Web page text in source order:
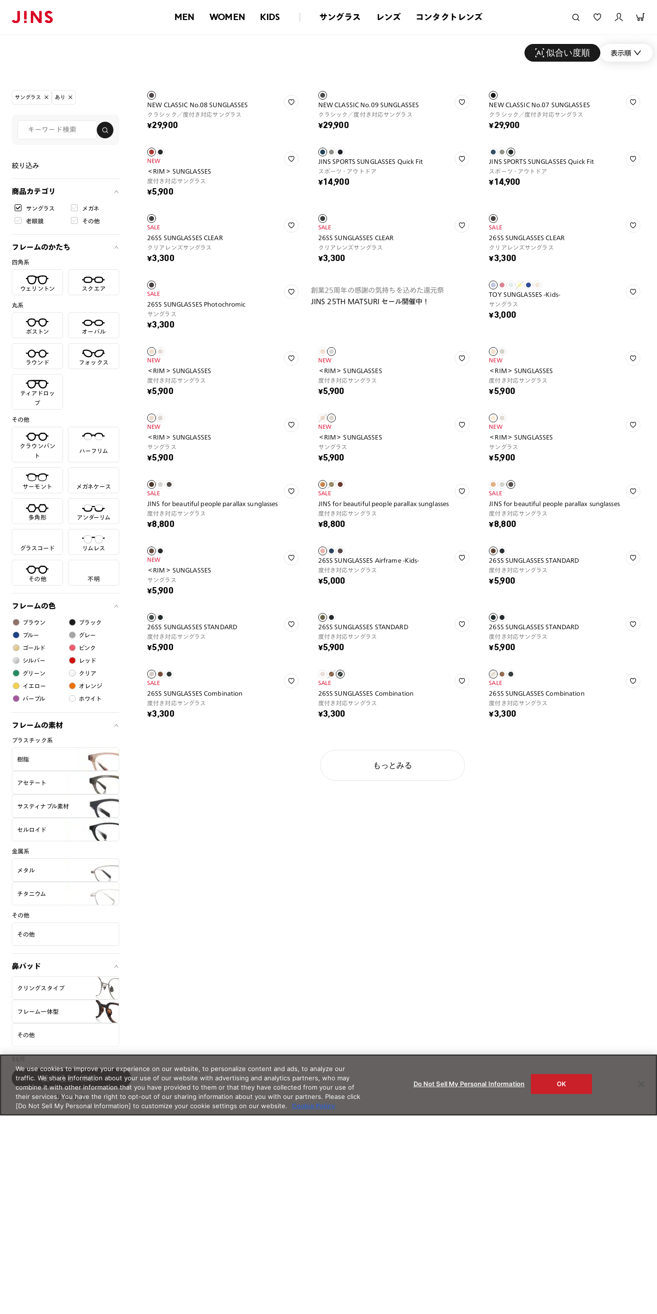
MEN WOMEN KIDS サングラス レンズ コンタクトレンズ
似合い度順 表示順
サングラス あり
絞り込み
商品カテゴリ
サングラス メガネ
老眼鏡 その他
フレームのかたち
四角系
ウェリントン スクエア
丸系
ボストン オーバル
ラウンド フォックス
ティアドロッ
プ
その他
クラウンパン
ト
ハーフリム
サーモント メガネケース
多角形 アンダーリム
グラスコード リムレス
その他 不明
フレームの色
ブラウン ブラック
ブルー グレー
ゴールド ピンク
シルバー レッド
グリーン クリア
イエロー オレンジ
パープル ホワイト
フレームの素材
プラスチック系
樹脂
アセテート
サスティナブル素材
セルロイド
金属系
メタル
チタニウム
その他
その他
鼻パッド
クリングスタイプ
フレーム一体型
その他
性別
MEN WOMEN
UNISEX OTHER
KIDS&JUNIOR
86件
リセット
絞り込む（86）
NEW CLASSIC No.08 SUNGLASSES
クラシック／度付き対応サングラス
¥29,900
NEW CLASSIC No.09 SUNGLASSES
クラシック／度付き対応サングラス
¥29,900
NEW CLASSIC No.07 SUNGLASSES
クラシック／度付き対応サングラス
¥29,900
NEW
＜RIM＞ SUNGLASSES
度付き対応サングラス
¥5,900
JINS SPORTS SUNGLASSES Quick Fit
スポーツ・アウトドア
¥14,900
JINS SPORTS SUNGLASSES Quick Fit
スポーツ・アウトドア
¥14,900
SALE
26SS SUNGLASSES CLEAR
クリアレンズサングラス
¥3,300
SALE
26SS SUNGLASSES CLEAR
クリアレンズサングラス
¥3,300
SALE
26SS SUNGLASSES CLEAR
クリアレンズサングラス
¥3,300
SALE
26SS SUNGLASSES Photochromic
サングラス
¥3,300
創業25周年の感謝の気持ちを込めた還元祭
JINS 25TH MATSURI セール開催中！
TOY SUNGLASSES -Kids-
サングラス
¥3,000
NEW
＜RIM＞ SUNGLASSES
度付き対応サングラス
¥5,900
NEW
＜RIM＞ SUNGLASSES
度付き対応サングラス
¥5,900
NEW
＜RIM＞ SUNGLASSES
度付き対応サングラス
¥5,900
NEW
＜RIM＞ SUNGLASSES
サングラス
¥5,900
NEW
＜RIM＞ SUNGLASSES
サングラス
¥5,900
NEW
＜RIM＞ SUNGLASSES
サングラス
¥5,900
SALE
JINS for beautiful people parallax sunglasses
度付き対応サングラス
¥8,800
SALE
JINS for beautiful people parallax sunglasses
度付き対応サングラス
¥8,800
SALE
JINS for beautiful people parallax sunglasses
度付き対応サングラス
¥8,800
NEW
＜RIM＞ SUNGLASSES
サングラス
¥5,900
26SS SUNGLASSES Airframe -Kids-
度付き対応サングラス
¥5,000
26SS SUNGLASSES STANDARD
度付き対応サングラス
¥5,900
26SS SUNGLASSES STANDARD
度付き対応サングラス
¥5,900
26SS SUNGLASSES STANDARD
度付き対応サングラス
¥5,900
26SS SUNGLASSES STANDARD
度付き対応サングラス
¥5,900
SALE
26SS SUNGLASSES Combination
度付き対応サングラス
¥3,300
SALE
26SS SUNGLASSES Combination
度付き対応サングラス
¥3,300
SALE
26SS SUNGLASSES Combination
度付き対応サングラス
¥3,300
もっとみる
We use cookies to improve your experience on our website, to personalize content and ads, to analyze our
traffic. We share information about your use of our website with advertising and analytics partners, who may
combine it with other information that you have provided to them or that they have collected from your use of
their services. You have the right to opt-out of our sharing information about you with our partners. Please click
[Do Not Sell My Personal Information] to customize your cookie settings on our website.
Cookie Policy
Do Not Sell My Personal Information OK